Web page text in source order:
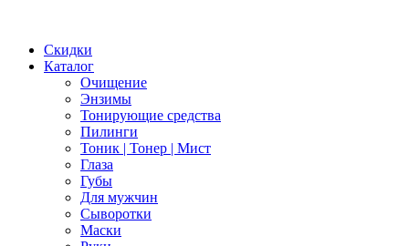
Скидки
Каталог
Очищение
Энзимы
Тонирующие средства
Пилинги
Тоник | Тонер | Мист
Глаза
Губы
Для мужчин
Сыворотки
Маски